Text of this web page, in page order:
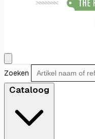
Zoeken
Cataloog